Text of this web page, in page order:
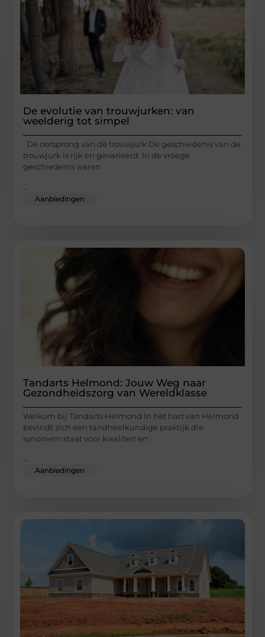
De evolutie van trouwjurken: van
weelderig tot simpel
De oorsprong van de trouwjurk De geschiedenis van de
trouwjurk is rijk en gevarieerd. In de vroege
geschiedenis waren
Aanbiedingen
Tandarts Helmond: Jouw Weg naar
Gezondheidszorg van Wereldklasse
Welkom bij Tandarts Helmond In het hart van Helmond
bevindt zich een tandheelkundige praktijk die
synoniem staat voor kwaliteit en
...
Aanbiedingen